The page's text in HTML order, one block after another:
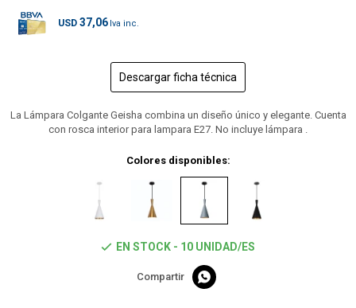
USD 37,06
Descargar ficha técnica
La Lámpara Colgante Geisha combina un diseño único y elegante. Cuenta
con rosca interior para lampara E27. No incluye lámpara .
Colores disponibles:
EN STOCK - 10 UNIDAD/ES
